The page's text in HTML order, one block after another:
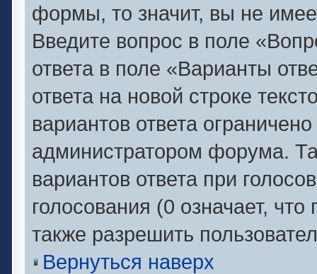
формы, то значит, вы не
Введите вопрос в поле
ответа в поле «Варианты
ответа на новой строке
вариантов ответа
администратором форума.
вариантов ответа при
голосования (0 означает,
также разрешить
Вернуться наверх